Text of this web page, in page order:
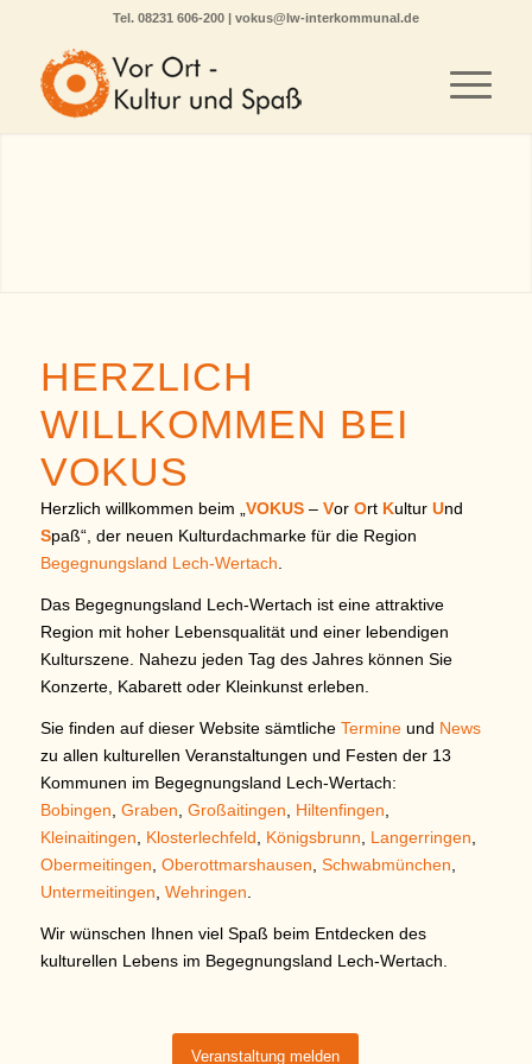
Tel. 08231 606-200 | vokus@lw-interkommunal.de
HERZLICH
WILLKOMMEN BEI
VOKUS
Herzlich willkommen beim „ VOKUS– Vor Ort Kultur Und
Spaß“, der neuen Kulturdachmarke für die Region
Begegnungsland Lech-Wertach
Das Begegnungsland Lech-Wertach ist eine attraktive
Region mit hoher Lebensqualität und einer lebendigen
Kulturszene. Nahezu jeden Tag des Jahres können Sie
Konzerte, Kabarett oder Kleinkunst erleben.
Sie finden auf dieser Website sämtliche Termineund News
zu allen kulturellen Veranstaltungen und Festen der 13
Kommunen im Begegnungsland Lech-Wertach:
Bobingen Graben Großaitingen Hiltenfingen
Kleinaitingen
Klosterlechfeld Königsbrunn Langerringen
Obermeitingen Oberottmarshausen Schwabmünchen
Untermeitingen Wehringen
Wir wünschen Ihnen viel Spaß beim Entdecken des
kulturellen Lebens im Begegnungsland Lech-Wertach.
Veranstaltung melden